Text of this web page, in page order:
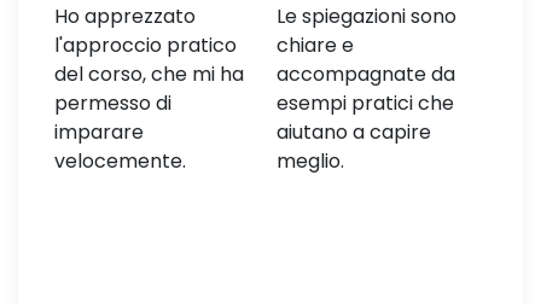
Ho apprezzato
l'approccio pratico
del corso, che mi ha
permesso di
imparare
velocemente.
Le spiegazioni sono
chiare e
accompagnate da
esempi pratici che
aiutano a capire
meglio.